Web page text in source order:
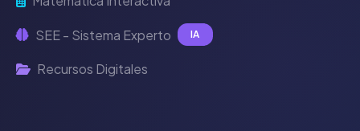
SEE - Sistema Experto IA
Recursos Digitales